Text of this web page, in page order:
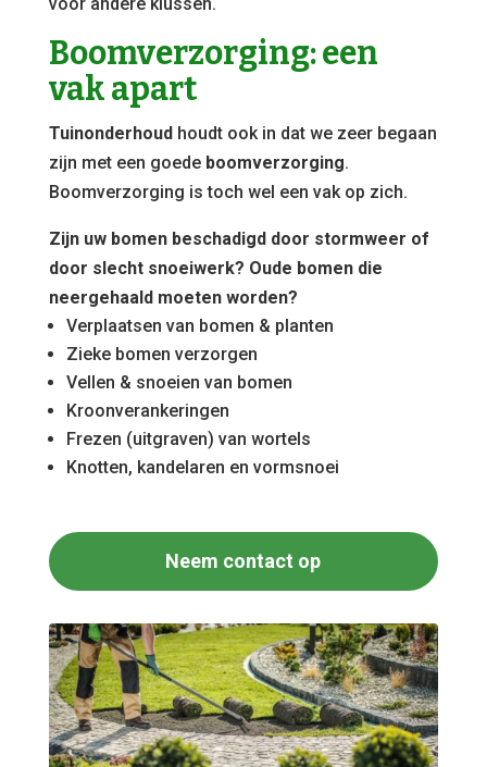
Boomverzorging: een
vak apart
Tuinonderhoudhoudt ook in dat we zeer begaan
zijn met een goede boomverzorging.
Boomverzorging is toch wel een vak op zich.
Zijn uw bomen beschadigd door stormweer of
door slecht snoeiwerk? Oude bomen die
neergehaald moeten worden?
Verplaatsen van bomen & planten
Zieke bomen verzorgen
Vellen & snoeien van bomen
Kroonverankeringen
Frezen (uitgraven) van wortels
Knotten, kandelaren en vormsnoei
Neem contact op